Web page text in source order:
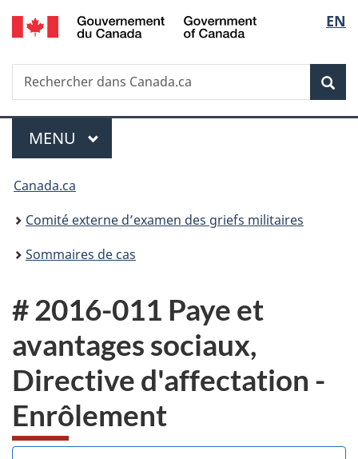
Passer
au
principal
Passer
à
Au
du
Passer
à
version
simplifiée
de
la
EN
Recherche
Rechercher
dans
Menu
MENU PRINCIPAL
Vous
êtes
ici :
Canada.ca
Comité externe d’examen des griefs militaires
Sommaires de cas
# 2016-011 Paye et
avantages sociaux,
Directive d'affectation -
Enrôlement